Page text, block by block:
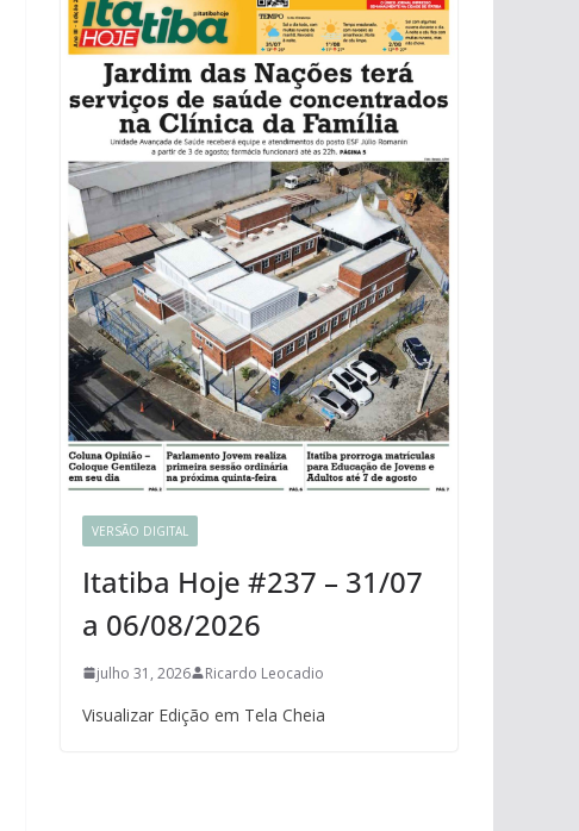
VERSÃO DIGITAL
Itatiba Hoje #237 – 31/07
a 06/08/2026
julho 31, 2026 Ricardo Leocadio
Visualizar Edição em Tela Cheia